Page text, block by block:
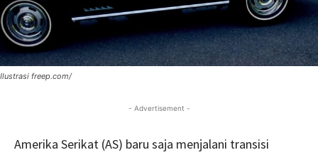
Ilustrasi freep.com/
- Advertisement -
Amerika Serikat (AS) baru saja menjalani transisi